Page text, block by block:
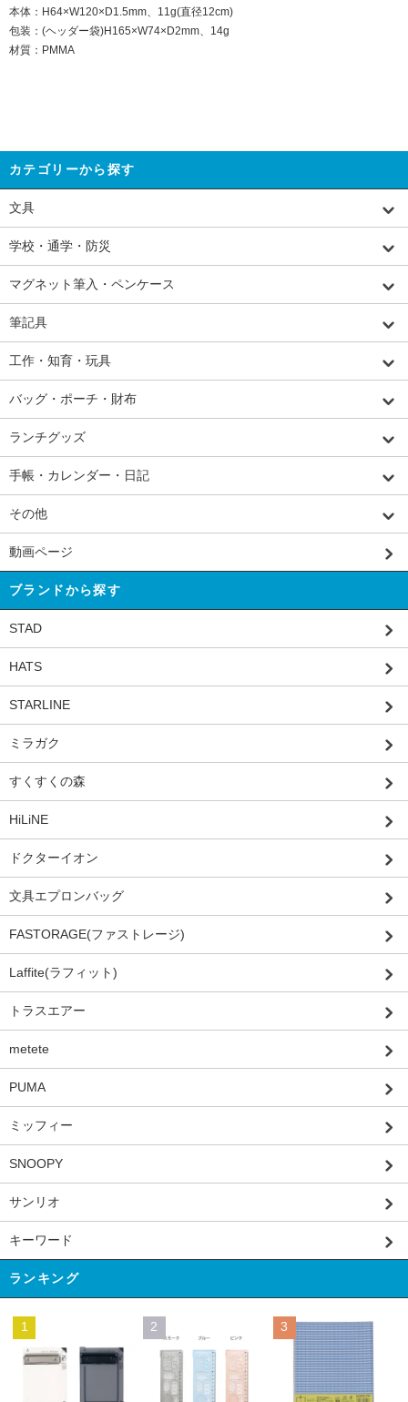
本体：H64×W120×D1.5mm、11g(直径12cm)
包装：(ヘッダー袋)H165×W74×D2mm、14g
材質：PMMA
カテゴリーから探す
文具
学校・通学・防災
マグネット筆入・ペンケース
筆記具
工作・知育・玩具
バッグ・ポーチ・財布
ランチグッズ
手帳・カレンダー・日記
その他
動画ページ
ブランドから探す
STAD
HATS
STARLINE
ミラガク
すくすくの森
HiLiNE
ドクターイオン
文具エプロンバッグ
FASTORAGE(ファストレージ)
Laffite(ラフィット)
トラスエアー
metete
PUMA
ミッフィー
SNOOPY
サンリオ
キーワード
ランキング
1 2 3